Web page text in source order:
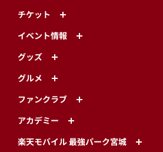
チケット
イベント情報
グッズ
グルメ
ファンクラブ
アカデミー
楽天モバイル 最強パーク宮城